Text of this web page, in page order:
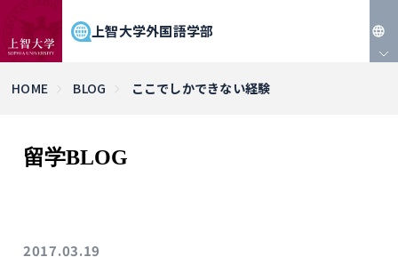
上智大学外国語学部
HOME BLOG ここでしかできない経験
留学BLOG
2017.03.19